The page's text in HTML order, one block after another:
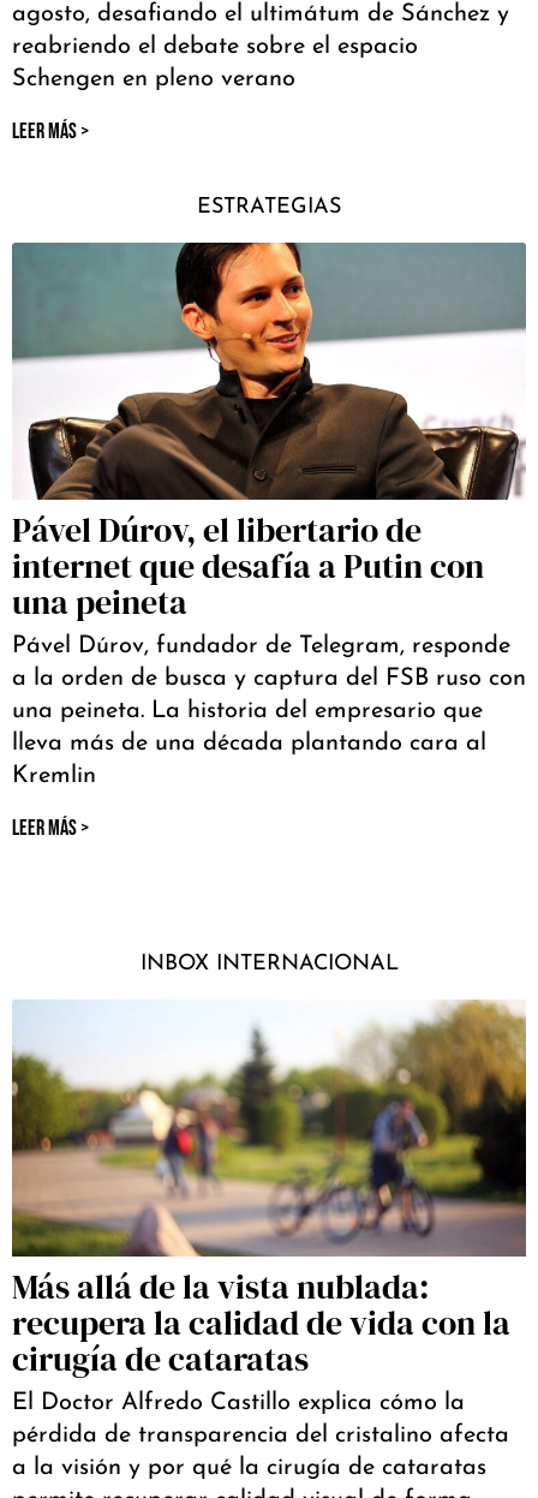
agosto, desafiando el ultimátum de Sánchez y
reabriendo el debate sobre el espacio
Schengen en pleno verano
LEER MÁS >
ESTRATEGIAS
Pável Dúrov, el libertario de
internet que desafía a Putin con
una peineta
Pável Dúrov, fundador de Telegram, responde
a la orden de busca y captura del FSB ruso con
una peineta. La historia del empresario que
lleva más de una década plantando cara al
Kremlin
LEER MÁS >
INBOX INTERNACIONAL
Más allá de la vista nublada:
recupera la calidad de vida con la
cirugía de cataratas
El Doctor Alfredo Castillo explica cómo la
pérdida de transparencia del cristalino afecta
a la visión y por qué la cirugía de cataratas